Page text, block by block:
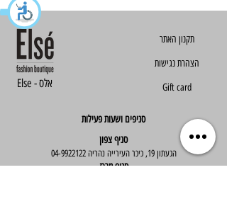
Else - אלס
תקנון האתר​​
הצהרת נגישות
Gift card
סניפים ושעות פעילות
סניף צפון
הגעתון 19, כיכר העירייה נהריה 04-9922122
סניף מרכז